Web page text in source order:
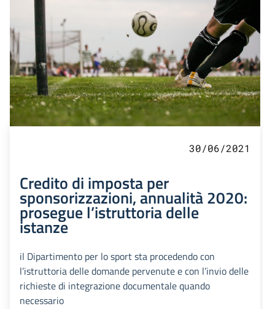
30/06/2021
Credito di imposta per
sponsorizzazioni, annualità 2020:
prosegue l’istruttoria delle
istanze
il Dipartimento per lo sport sta procedendo con
l’istruttoria delle domande pervenute e con l’invio delle
richieste di integrazione documentale quando
necessario